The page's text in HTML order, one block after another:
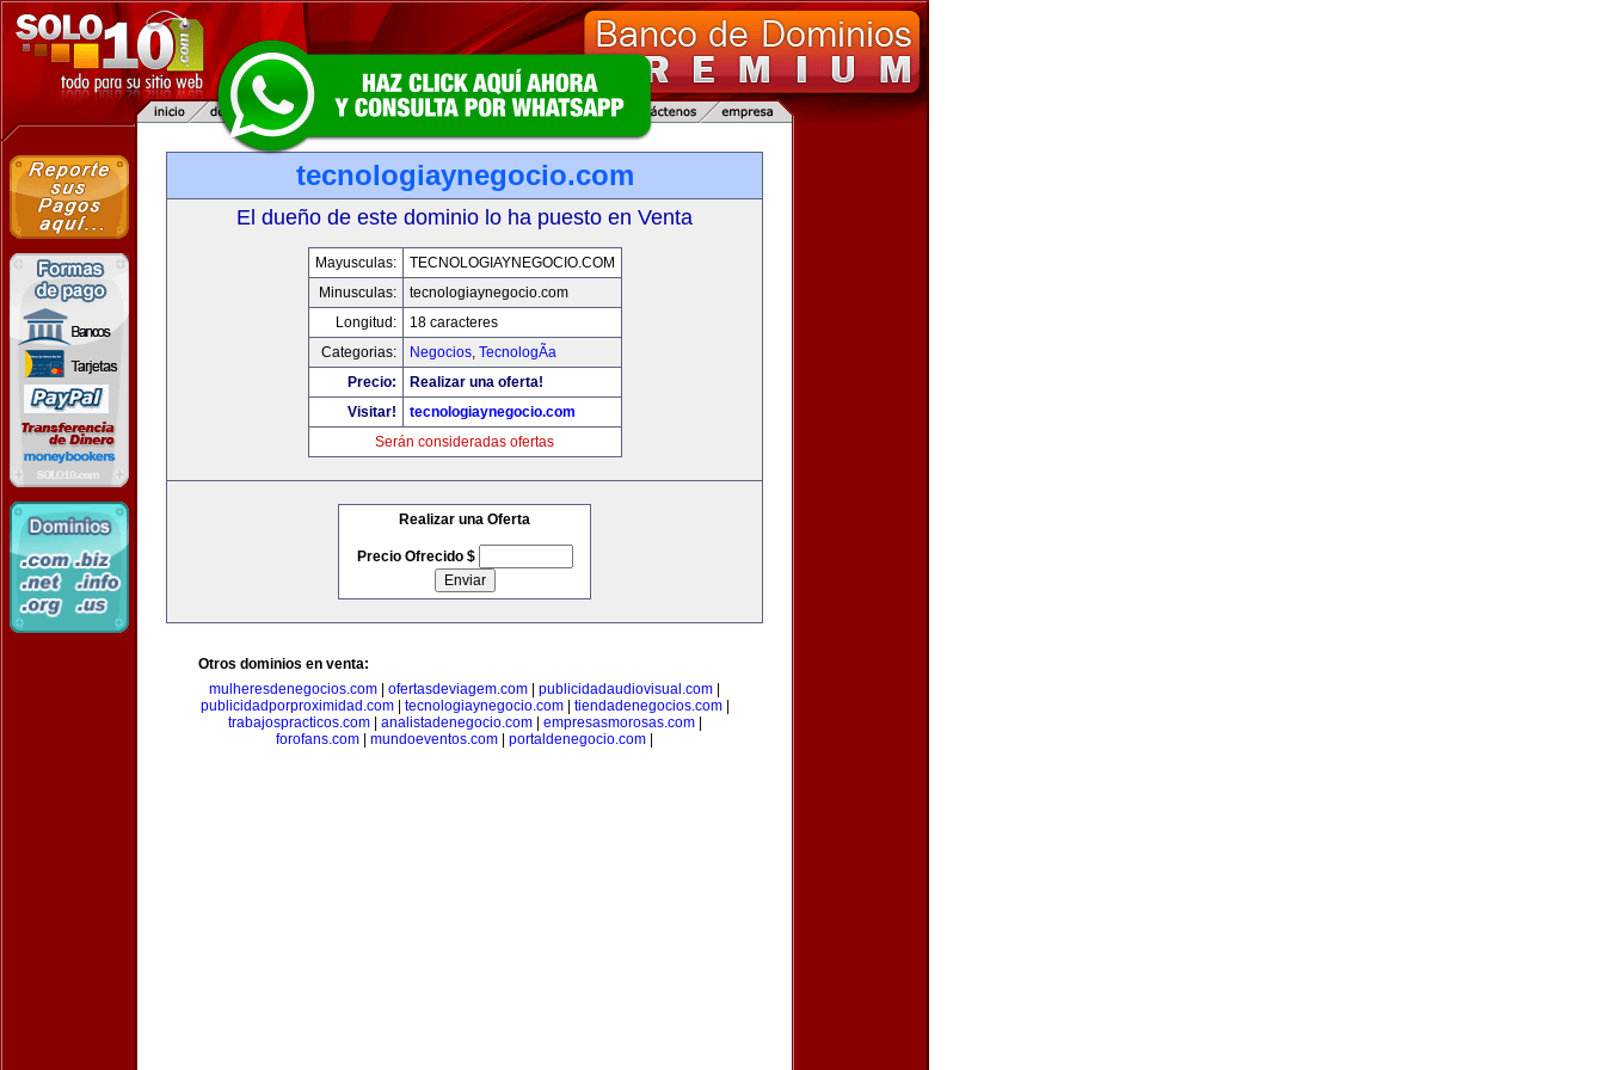
tecnologiaynegocio.com
El dueño de este dominio lo ha puesto en Venta
Mayusculas:
TECNOLOGIAYNEGOCIO.COM
Minusculas:
tecnologiaynegocio.com
Longitud:
18 caracteres
Categorias:
Negocios, TecnologÃ­a
Precio:
Realizar una oferta!
Visitar!
tecnologiaynegocio.com
Serán consideradas ofertas
Realizar una Oferta
Precio Ofrecido $
Otros dominios en venta:
mulheresdenegocios.com
ofertasdeviagem.com publicidadaudiovisual.com
publicidadporproximidad.com| tecnologiaynegocio.com| tiendadenegocios.com|
trabajospracticos.com| analistadenegocio.com| empresasmorosas.com|
forofans.com
mundoeventos.com portaldenegocio.com